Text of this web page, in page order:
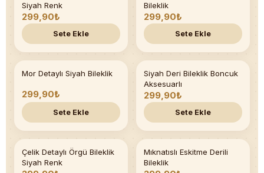
Siyah Renk
299,90₺
Sete Ekle
Bileklik
299,90₺
Sete Ekle
Mor Detaylı Siyah Bileklik
299,90₺
Sete Ekle
Son 4 adet
Siyah Deri Bileklik Boncuk
Aksesuarlı
299,90₺
Sete Ekle
Son 2 adet
Çelik Detaylı Örgü Bileklik
Siyah Renk
Mıknatıslı Eskitme Derili
Bileklik